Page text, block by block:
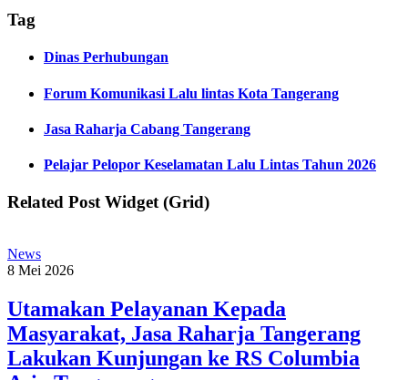
Tag
Dinas Perhubungan
Forum Komunikasi Lalu lintas Kota Tangerang
Jasa Raharja Cabang Tangerang
Pelajar Pelopor Keselamatan Lalu Lintas Tahun 2026
Related Post Widget (Grid)
News
8 Mei 2026
Utamakan Pelayanan Kepada
Masyarakat, Jasa Raharja Tangerang
Lakukan Kunjungan ke RS Columbia